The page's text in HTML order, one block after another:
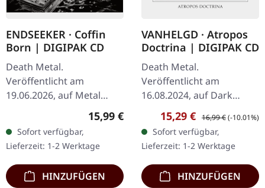
ENDSEEKER · Coffin
Born | DIGIPAK CD
Death Metal.
Veröffentlicht am
19.06.2026, auf Metal
Blade Records. CD im
Digipak mit 8-seitigem
Booklet. Endseeker liefern
mit „Coffin Born" einen…
Regulärer Preis:
15,99 €
Sofort verfügbar,
Lieferzeit: 1-2 Werktage
HINZUFÜGEN
VANHELGD · Atropos
Doctrina | DIGIPAK CD
Death Metal.
Veröffentlicht am
16.08.2024, auf Dark
Descent Records. CD im
DigiPak. Die
schwedischen Death
Metal Veteranen
Vanhelgd kehren mit
ihrem…
Verkaufspreis:
15,29 € Regulärer Preis:
16,99 €(-10.01%)
Sofort verfügbar,
Lieferzeit: 1-2 Werktage
HINZUFÜGEN